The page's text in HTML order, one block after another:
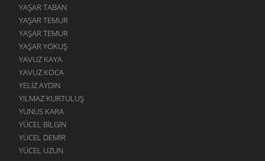
YAŞAR TABAN
YAŞAR TEMUR
YAŞAR TEMUR
YAŞAR YOKUŞ
YAVUZ KAYA
YAVUZ KOCA
YELIZ AYDIN
YILMAZ KURTULUŞ
YUNUS KARA
YÜCEL BILGIN
YÜCEL DEMIR
YÜCEL UZUN